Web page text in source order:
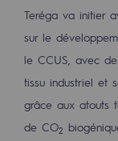
Projet
Biométhane
Teréga va initier
sur le
le CCUS, avec
tissu industriel et
grâce aux atouts
de CO2